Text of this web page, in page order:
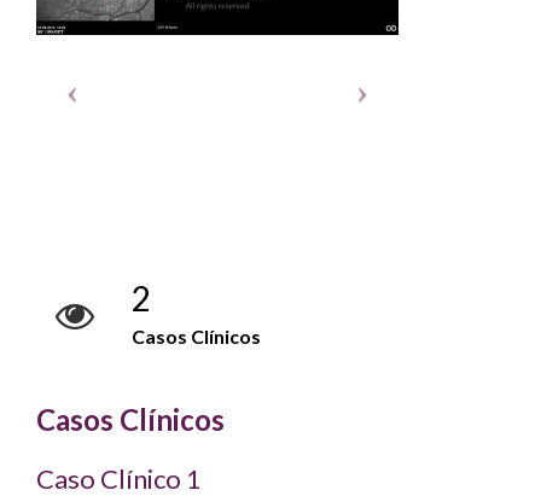
2
Casos Clínicos
Casos Clínicos
Caso Clínico 1